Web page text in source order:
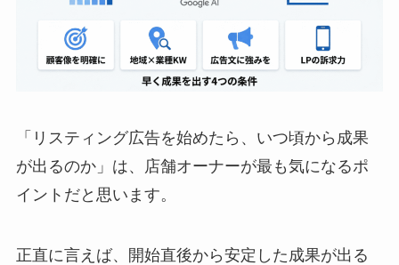
「リスティング広告を始めたら、いつ頃から成果
が出るのか」は、店舗オーナーが最も気になるポ
イントだと思います。
正直に言えば、開始直後から安定した成果が出る